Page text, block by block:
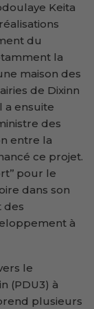
Keita
du
la
maison des
de Dixinn
a ensuite
des
entre la
ce projet.
pour le
dans son
des
à
le
(PDU3) à
plusieurs